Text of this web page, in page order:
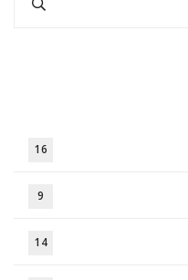
16
9
14